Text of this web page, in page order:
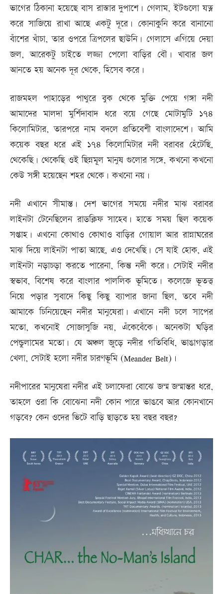
ভাগের ঠিকানা হয়েছে বাস রাস্তার দুপাশে। গেলাম, ইটগুলো যত্ন
করে সাজিয়ে রাখা আছে একটু দূরে। কোনাকুনি করে বানানো
বাঁশের খাঁচা, তার ওপরে ত্রিপলের ছাউনি। গেলাসে এগিয়ে দেয়া
জল, আরেকটু চাইতে লজ্জা পেলো বাড়ির বৌ। খাবার জল
আনতে হয় অনেক দূর থেকে, হিসেব করে।
রাজমহল পাহাড়ের পাথুরে বুক থেকে মুক্তি পেয়ে গঙ্গা নদী
আমাদের মালদা মুর্শিদাবাদ ধরে বয়ে গেছে মোটামুটি ১৭৪
কিলোমিটার, তারপরে নাম বদলে প্রতিবেশী বাংলাদেশে। আমি
কয়েক বছর ধরে এই ১৭৪ কিলোমিটার নদী বরাবর হেঁটেছি,
থেকেছি। থেকেছি ওই ছিন্নমূল মানুষ গুলোর সঙ্গে, কখনো কখনো
কেউ সঙ্গী হয়েছেন শহর থেকে। কখনো নয়।
নদী এখানে সীমান্ত। দেশ ভাগের সময়ে নদীর মাঝ বরাবর
লাইনটা টেনেছিলেন রাডক্লিফ সাহেব। হাতে সময় ছিল কয়েক
সপ্তাহ। এখনো কোথাও কোথাও বাড়ির গোয়াল আর রান্নাঘরের
মাঝ দিয়ে লাইনটা পাতা আছে, এও দেখেছি। সে যাই হোক, এই
লাইনটা নড়াচড়া করতে পারেনা, কিন্তু নদী করে। সেটাই নদীর
স্বভাব, বিশেষ করে বাংলার পাললিক ভূমিতে। কলেজে ভূতত্ত্ব
নিয়ে পড়ার সুবাদে কিছু কিছু ব্যাপার জানা ছিল, তবে নদী
আমাকে চিনিয়েছেন নদীর মানুষেরা। এখানে নদী চলে সাপের
মতো, কখনোই সোজাসুজি নয়, এঁকেবেঁকে। অনেকটা ঘড়ির
পেন্ডুলামের মতো। যে অঞ্চল জুড়ে নদীর গতিবিধি, ভাঙাগড়ার
খেলা, সেটাই হলো নদীর চারণভূমি (Meander Belt)।
নদীপারের মানুষেরা নদীর এই চলাফেরা বোঝে জন্ম জন্মান্তর ধরে,
তাহলে ওরা কি বোঝেনা নদী কোন পারে ভাঙবে আর কোনখানে
গড়বে? কেন ওদের ভিটে বাড়ি ছাড়তে হয় বছর বছর?